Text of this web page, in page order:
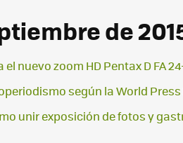
de
nuevo zoom HD Pentax D FA
según la World
unir exposición de fotos y